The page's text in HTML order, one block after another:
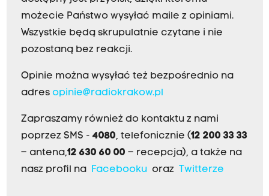
możecie Państwo wysyłać maile z opiniami.
Wszystkie będą skrupulatnie czytane i nie
pozostaną bez reakcji.
Opinie można wysyłać też bezpośrednio na
adres opinie@radiokrakow.pl
Zapraszamy również do kontaktu z nami
poprzez SMS - 4080, telefonicznie (12 200 33 33
– antena,12 630 60 00 – recepcja), a także na
nasz profil na Facebookuoraz Twitterze